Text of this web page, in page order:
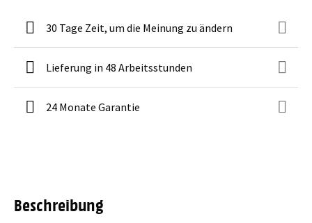
30 Tage Zeit, um die Meinung zu ändern
Lieferung in 48 Arbeitsstunden
24 Monate Garantie
Beschreibung